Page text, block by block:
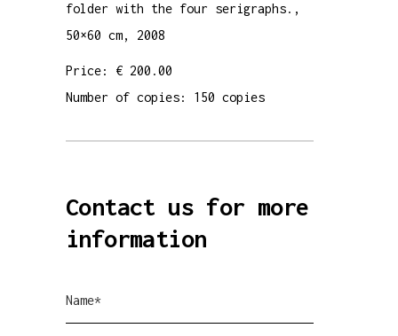
folder with the four serigraphs.,
50×60 cm, 2008
Price: € 200.00
Number of copies: 150 copies
Contact us for more
information